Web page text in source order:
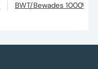
BWT/Bewades